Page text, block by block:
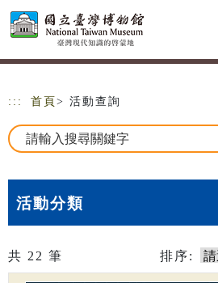
跳到主要內容
網站導覽
::: 首頁 > 活動查詢
活動分類
共 22 筆 排序: